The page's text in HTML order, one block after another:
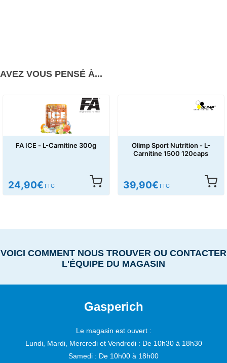
AVEZ VOUS PENSÉ À...
FA ICE - L-Carnitine 300g
24,90€TTC
Olimp Sport Nutrition - L-
Carnitine 1500 120caps
39,90€TTC
VOICI COMMENT NOUS TROUVER OU CONTACTER
L'ÉQUIPE DU MAGASIN
Gasperich
Le magasin est ouvert :
Lundi, Mardi, Mercredi et Vendredi : De 10h30 à 18h30
Samedi : De 10h00 à 18h00